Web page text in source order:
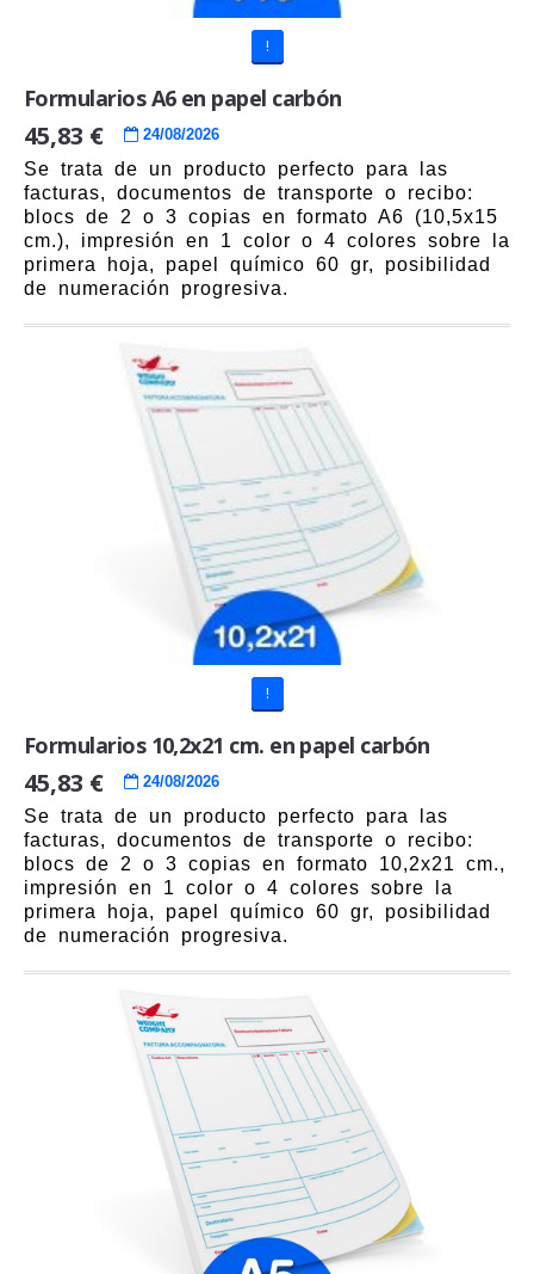
!
Formularios A6 en papel carbón
45,83 € 24/08/2026
Se trata de un producto perfecto para las
facturas, documentos de transporte o recibo:
blocs de 2 o 3 copias en formato A6 (10,5x15
cm.), impresión en 1 color o 4 colores sobre la
primera hoja, papel químico 60 gr, posibilidad
de numeración progresiva.
!
Formularios 10,2x21 cm. en papel carbón
45,83 € 24/08/2026
Se trata de un producto perfecto para las
facturas, documentos de transporte o recibo:
blocs de 2 o 3 copias en formato 10,2x21 cm.,
impresión en 1 color o 4 colores sobre la
primera hoja, papel químico 60 gr, posibilidad
de numeración progresiva.